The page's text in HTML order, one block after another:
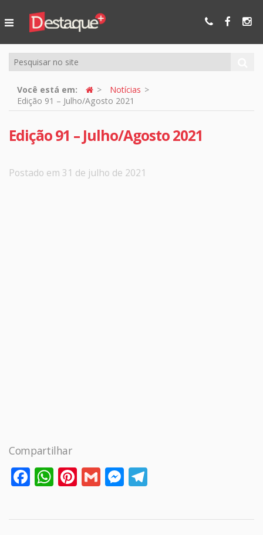
Online
Você está em:
Notícias
Edição 91 – Julho/Agosto 2021
Edição 91 – Julho/Agosto 2021
Postado em 31 de julho de 2021
Compartilhar
Facebook
WhatsApp
Pinterest
GmailMessenger